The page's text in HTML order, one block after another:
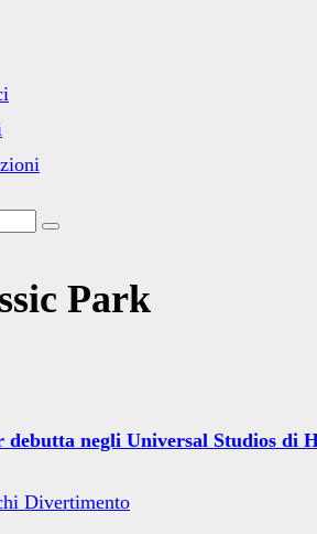
Park
negli Universal Studios di
Divertimento